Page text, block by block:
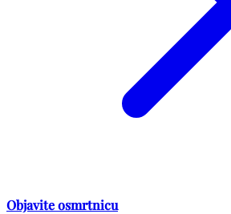
Objavite osmrtnicu